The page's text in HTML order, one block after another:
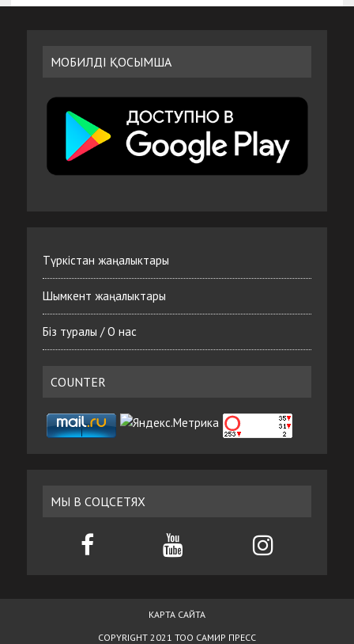
МОБИЛДІ ҚОСЫМША
Түркістан жаңалыктары
Шымкент жаңалыктары
Біз туралы / О нас
COUNTER
МЫ В СОЦСЕТЯХ
КАРТА САЙТА
COPYRIGHT 2021 ТОО САМИР ПРЕСС